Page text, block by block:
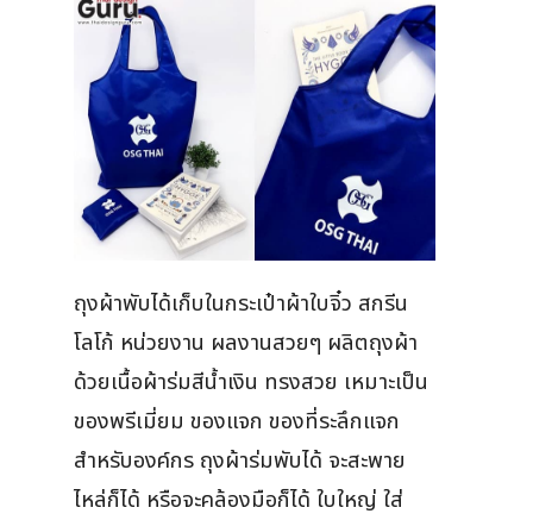
ถุงผ้าพับได้เก็บในกระเป๋าผ้าใบจิ๋ว สกรีน
โลโก้ หน่วยงาน ผลงานสวยๆ ผลิตถุงผ้า
ด้วยเนื้อผ้าร่มสีน้ำเงิน ทรงสวย เหมาะเป็น
ของพรีเมี่ยม ของแจก ของที่ระลึกแจก
สำหรับองค์กร ถุงผ้าร่มพับได้ จะสะพาย
ไหล่ก็ได้ หรือจะคล้องมือก็ได้ ใบใหญ่ ใส่